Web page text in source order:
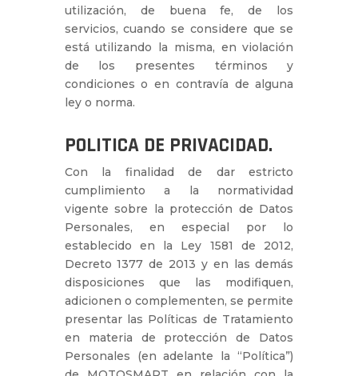
utilización, de buena fe, de los
servicios, cuando se considere que se
está utilizando la misma, en violación
de los presentes términos y
condiciones o en contravía de alguna
ley o norma.
POLITICA DE PRIVACIDAD.
Con la finalidad de dar estricto
cumplimiento a la normatividad
vigente sobre la protección de Datos
Personales, en especial por lo
establecido en la Ley 1581 de 2012,
Decreto 1377 de 2013 y en las demás
disposiciones que las modifiquen,
adicionen o complementen, se permite
presentar las Políticas de Tratamiento
en materia de protección de Datos
Personales (en adelante la “Política”)